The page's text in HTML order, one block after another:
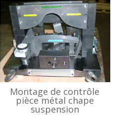
Montage de contrôle
pièce métal chape
suspension